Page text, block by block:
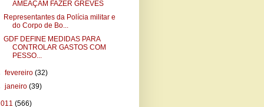
AMEAÇAM FAZER GREVES
Representantes da Polícia militar e
do Corpo de Bo...
GDF DEFINE MEDIDAS PARA
CONTROLAR GASTOS COM
PESSO...
fevereiro(32)
janeiro(39)
(566)